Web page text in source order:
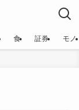
食 証券 モノ